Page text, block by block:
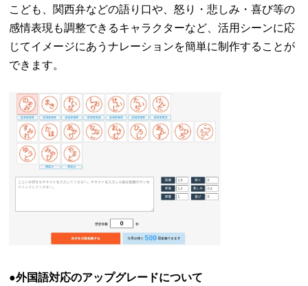
こども、関西弁などの語り口や、怒り・悲しみ・喜び等の
感情表現も調整できるキャラクターなど、活用シーンに応
じてイメージにあうナレーションを簡単に制作することが
できます。
●外国語対応のアップグレードについて